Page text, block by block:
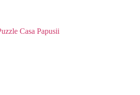
Casa Papusii